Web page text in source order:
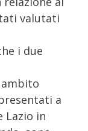
valutati
i due
a
Lazio in